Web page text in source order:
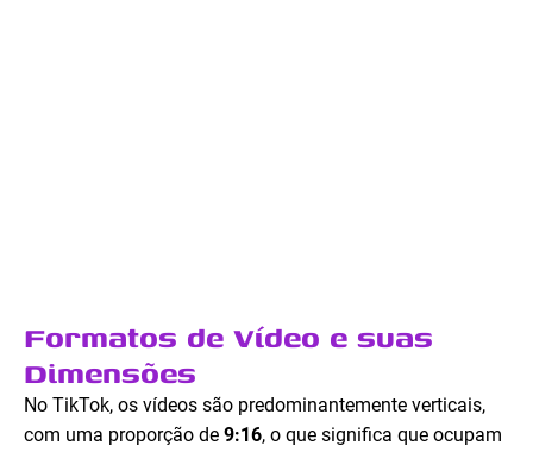
Formatos de Vídeo e suas
Dimensões
No TikTok, os vídeos são predominantemente verticais,
com uma proporção de 9:16, o que significa que ocupam